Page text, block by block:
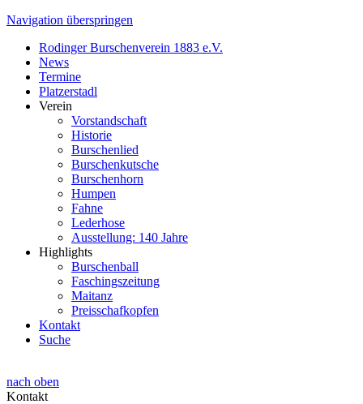
Navigation überspringen
Rodinger Burschenverein 1883 e.V.
News
Termine
Platzerstadl
Verein
Vorstandschaft
Historie
Burschenlied
Burschenkutsche
Burschenhorn
Humpen
Fahne
Lederhose
Ausstellung: 140 Jahre
Highlights
Burschenball
Faschingszeitung
Maitanz
Preisschafkopfen
Kontakt
Suche
nach oben
Kontakt